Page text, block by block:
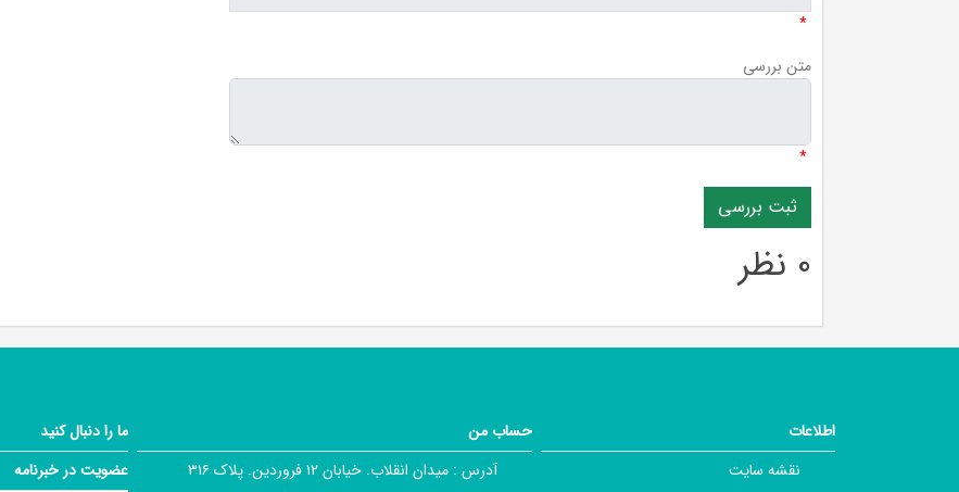
*
متن بررسی
*
0 نظر
اطلاعات
نقشه سایت
حساب من
آدرس : میدان انقلاب. خیابان ۱۲ فروردین. پلاک ۳۱۶
ما را دنبال کنید
عضویت در خبرنامه